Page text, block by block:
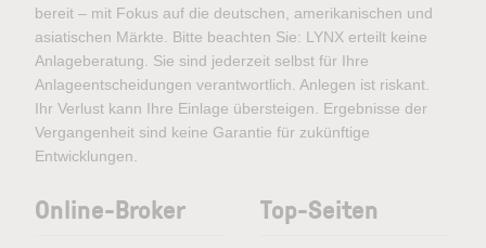
bereit – mit Fokus auf die deutschen, amerikanischen und
asiatischen Märkte. Bitte beachten Sie: LYNX erteilt keine
Anlageberatung. Sie sind jederzeit selbst für Ihre
Anlageentscheidungen verantwortlich. Anlegen ist riskant.
Ihr Verlust kann Ihre Einlage übersteigen. Ergebnisse der
Vergangenheit sind keine Garantie für zukünftige
Entwicklungen.
Online-Broker Top-Seiten